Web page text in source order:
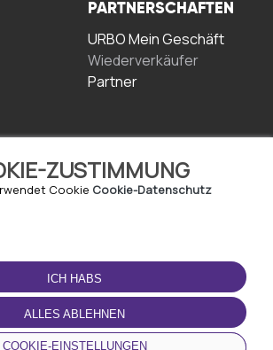
ZUSTIMMUNG
Cookie Cookie-Datenschutz
ICH HABS
ALLES ABLEHNEN
COOKIE-EINSTELLUNGEN
PARTNERSCHAFTEN
URBO Mein Geschäft
Wiederverkäufer
Partner
LADEN SIE DIE APP
HERUNTER